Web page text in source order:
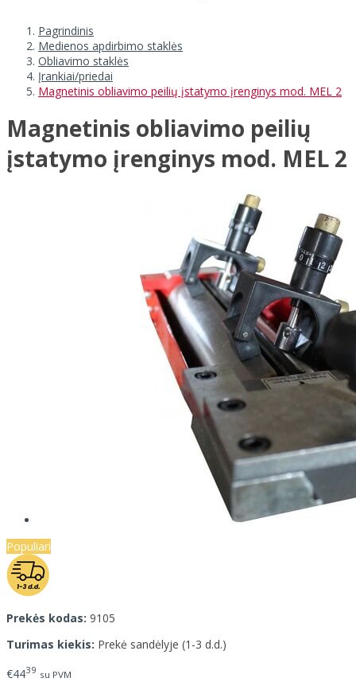
Pagrindinis
Medienos apdirbimo staklės
Obliavimo staklės
Įrankiai/priedai
Magnetinis obliavimo peilių įstatymo įrenginys mod. MEL 2
Magnetinis obliavimo peilių
įstatymo įrenginys mod. MEL 2
Populiari
Prekės kodas: 9105
Turimas kiekis: Prekė sandėlyje (1-3 d.d.)
€4439 su PVM